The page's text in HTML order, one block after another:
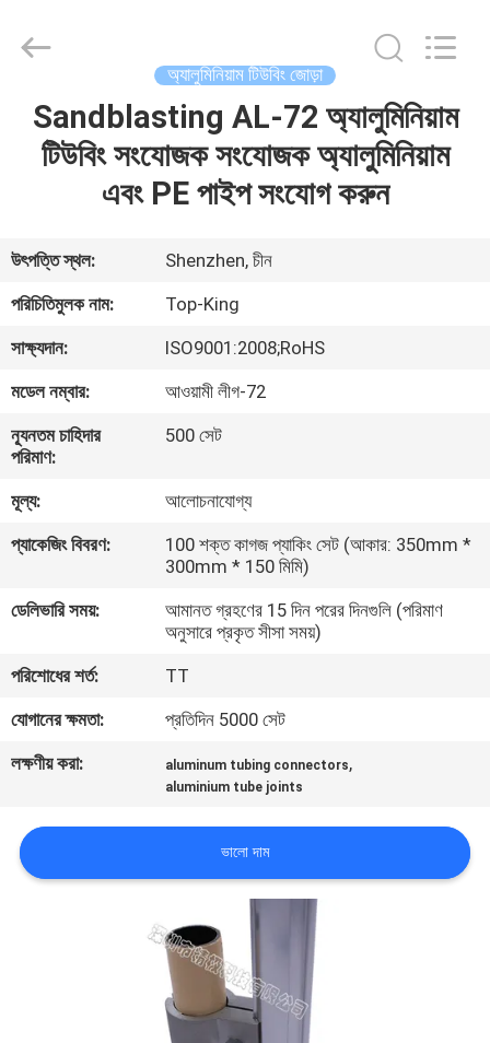
বাড়ি
আমাদের
সম্বন্ধে
কারখানা
পরিদর্শন
নিয়ন্ত্রণ
সাথে
যোগাযোগ
একটি
উদ্ধৃতি
করুন
Reserved.
অ্যালুমিনিয়াম টিউবিং জোড়া
Sandblasting AL-72 অ্যালুমিনিয়াম
টিউবিং সংযোজক সংযোজক অ্যালুমিনিয়াম
এবং PE পাইপ সংযোগ করুন
উৎপত্তি স্থল:
Shenzhen, চীন
পরিচিতিমুলক নাম:
Top-King
সাক্ষ্যদান:
ISO9001:2008;RoHS
মডেল নম্বার:
আওয়ামী লীগ-72
ন্যূনতম চাহিদার
পরিমাণ:
500 সেট
মূল্য:
আলোচনাযোগ্য
প্যাকেজিং বিবরণ:
100 শক্ত কাগজ প্যাকিং সেট (আকার: 350mm *
300mm * 150 মিমি)
ডেলিভারি সময়:
আমানত গ্রহণের 15 দিন পরের দিনগুলি (পরিমাণ
অনুসারে প্রকৃত সীসা সময়)
পরিশোধের শর্ত:
TT
যোগানের ক্ষমতা:
প্রতিদিন 5000 সেট
লক্ষণীয় করা:
aluminum tubing connectors,
aluminium tube joints
ভালো দাম